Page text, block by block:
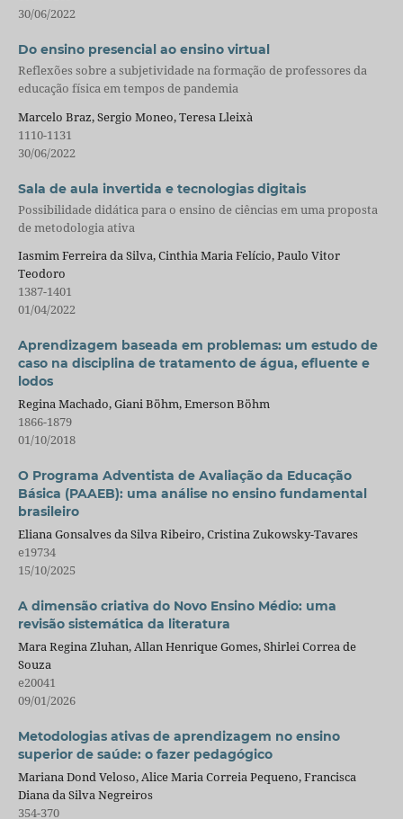
30/06/2022
Do ensino presencial ao ensino virtual
Reflexões sobre a subjetividade na formação de professores da
educação física em tempos de pandemia
Marcelo Braz, Sergio Moneo, Teresa Lleixà
1110-1131
30/06/2022
Sala de aula invertida e tecnologias digitais
Possibilidade didática para o ensino de ciências em uma proposta
de metodologia ativa
Iasmim Ferreira da Silva, Cinthia Maria Felício, Paulo Vitor
Teodoro
1387-1401
01/04/2022
Aprendizagem baseada em problemas: um estudo de
caso na disciplina de tratamento de água, efluente e
lodos
Regina Machado, Giani Böhm, Emerson Böhm
1866-1879
01/10/2018
O Programa Adventista de Avaliação da Educação
Básica (PAAEB): uma análise no ensino fundamental
brasileiro
Eliana Gonsalves da Silva Ribeiro, Cristina Zukowsky-Tavares
e19734
15/10/2025
A dimensão criativa do Novo Ensino Médio: uma
revisão sistemática da literatura
Mara Regina Zluhan, Allan Henrique Gomes, Shirlei Correa de
Souza
e20041
09/01/2026
Metodologias ativas de aprendizagem no ensino
superior de saúde: o fazer pedagógico
Mariana Dond Veloso, Alice Maria Correia Pequeno, Francisca
Diana da Silva Negreiros
354-370